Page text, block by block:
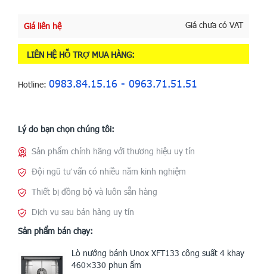
Giá liên hệ Giá chưa có VAT
LIÊN HỆ HỖ TRỢ MUA HÀNG:
Hotline: 0983.84.15.16 - 0963.71.51.51
Lý do bạn chọn chúng tôi:
Sản phẩm chính hãng với thương hiệu uy tín
Đội ngũ tư vấn có nhiều năm kinh nghiệm
Thiết bị đồng bộ và luôn sẵn hàng
Dịch vụ sau bán hàng uy tín
Sản phẩm bán chạy:
Lò nướng bánh Unox XFT133 công suất 4 khay
460×330 phun ẩm